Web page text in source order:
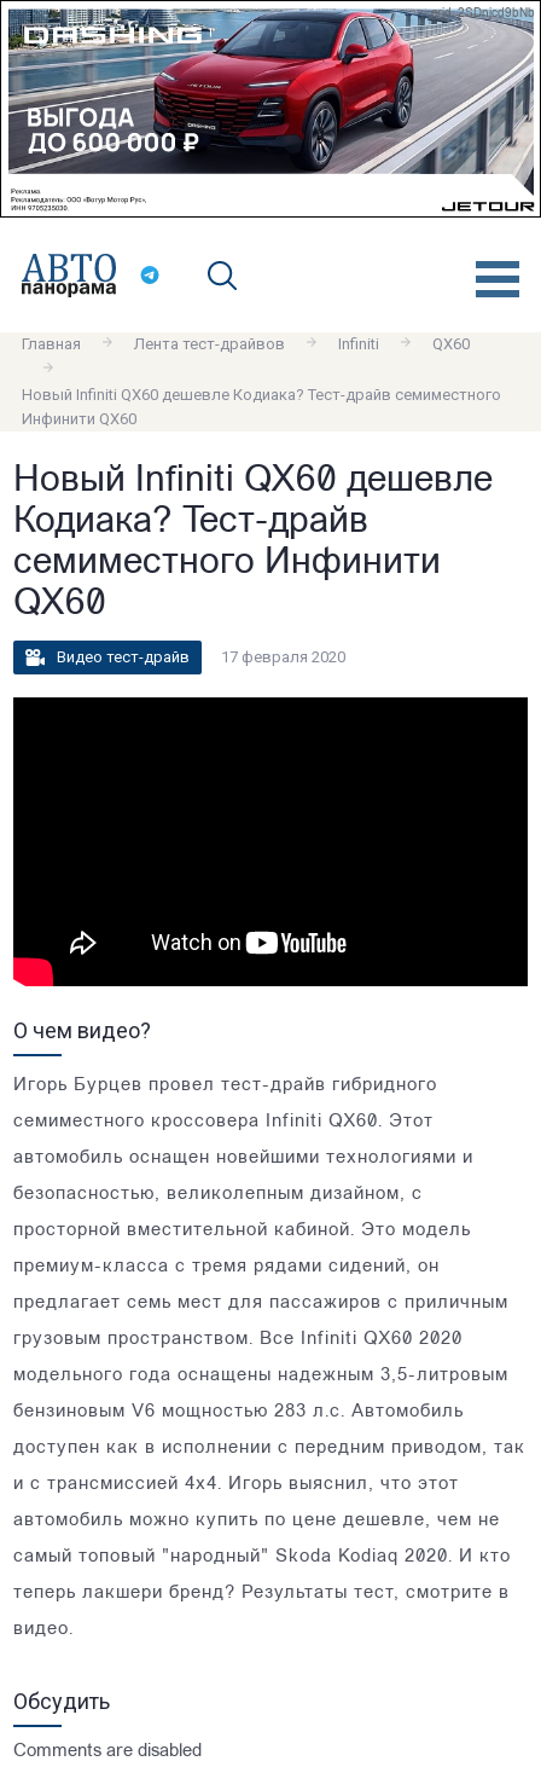
erid: 2SDnjcd9bNb
Главная Лента тест-драйвов Infiniti QX60
Новый Infiniti QX60 дешевле Кодиака? Тест-драйв семиместного
Инфинити QX60
Новый Infiniti QX60 дешевле
Кодиака? Тест-драйв
семиместного Инфинити
QX60
Видео тест-драйв 17 февраля 2020
О чем видео?
Игорь Бурцев провел тест-драйв гибридного
семиместного кроссовера Infiniti QX60. Этот
автомобиль оснащен новейшими технологиями и
безопасностью, великолепным дизайном, с
просторной вместительной кабиной. Это модель
премиум-класса с тремя рядами сидений, он
предлагает семь мест для пассажиров с приличным
грузовым пространством. Все Infiniti QX60 2020
модельного года оснащены надежным 3,5-литровым
бензиновым V6 мощностью 283 л.с. Автомобиль
доступен как в исполнении с передним приводом, так
и с трансмиссией 4х4. Игорь выяснил, что этот
автомобиль можно купить по цене дешевле, чем не
самый топовый "народный" Skoda Kodiaq 2020. И кто
теперь лакшери бренд? Результаты тест, смотрите в
видео.
Обсудить
Comments are disabled